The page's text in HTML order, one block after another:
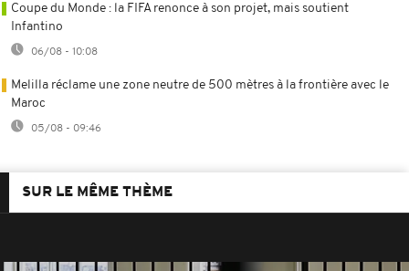
Coupe du Monde : la FIFA renonce à son projet, mais soutient
Infantino
06/08 - 10:08
Melilla réclame une zone neutre de 500 mètres à la frontière avec le
Maroc
05/08 - 09:46
SUR LE MÊME THÈME